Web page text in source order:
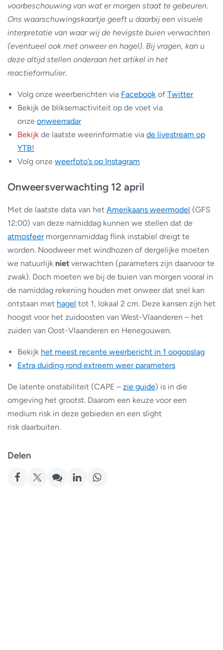
voorbeschouwing van wat er morgen staat te gebeuren.
Ons waarschuwingskaartje geeft u daarbij een visuele
interpretatie van waar wij de hevigste buien verwachten
(eventueel ook met onweer en hagel). Bij vragen, kan u
deze altijd stellen onderaan het artikel in het
reactieformulier.
Volg onze weerberichten via Facebook of Twitter
Bekijk de bliksemactiviteit op de voet via
onze onweerradar
Bekijk de laatste weerinformatie via de livestream op
YTB!
Volg onze weerfoto’s op Instagram
Onweersverwachting 12 april
Met de laatste data van het Amerikaans weermodel (GFS
12:00) van deze namiddag kunnen we stellen dat de
atmosfeermorgennamiddag flink instabiel dreigt te
worden. Noodweer met windhozen of dergelijke moeten
we natuurlijk niet verwachten (parameters zijn daarvoor te
zwak). Doch moeten we bij de buien van morgen vooral in
de namiddag rekening houden met onweer dat snel kan
ontstaan met hagel tot 1, lokaal 2 cm. Deze kansen zijn het
hoogst voor het zuidoosten van West-Vlaanderen – het
zuiden van Oost-Vlaanderen en Henegouwen.
Bekijk het meest recente weerbericht in 1 oogopslag
Extra duiding rond extreem weer parameters
De latente onstabiliteit (CAPE – zie guide) is in die
omgeving het grootst. Daarom een keuze voor een
medium risk in deze gebieden en een slight
risk daarbuiten.
Delen